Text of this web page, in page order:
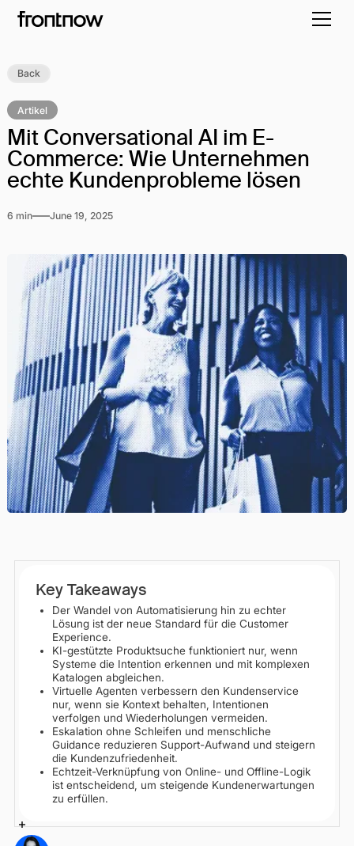
Back
Artikel
Mit Conversational AI im E-
Commerce: Wie Unternehmen
echte Kundenprobleme lösen
6 min June 19, 2025
Key Takeaways
Der Wandel von Automatisierung hin zu echter
Lösung ist der neue Standard für die Customer
Experience.
KI-gestützte Produktsuche funktioniert nur, wenn
Systeme die Intention erkennen und mit komplexen
Katalogen abgleichen.
Virtuelle Agenten verbessern den Kundenservice
nur, wenn sie Kontext behalten, Intentionen
verfolgen und Wiederholungen vermeiden.
Eskalation ohne Schleifen und menschliche
Guidance reduzieren Support-Aufwand und steigern
die Kundenzufriedenheit.
Echtzeit-Verknüpfung von Online- und Offline-Logik
ist entscheidend, um steigende Kundenerwartungen
zu erfüllen.